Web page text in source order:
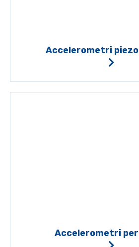
Accelerometri
Accelerometri